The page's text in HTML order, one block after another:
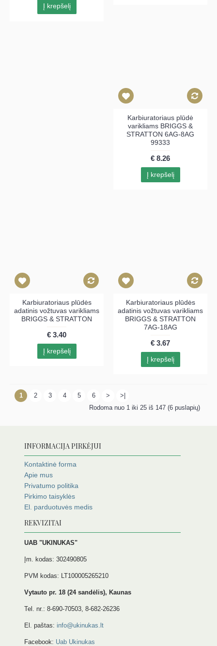
Į krepšelį
Karbiuratoriaus plūdė
varikliams BRIGGS &
STRATTON 6AG-8AG
99333
€ 8.26
Į krepšelį
Karbiuratoriaus plūdės
adatinis vožtuvas varikliams
BRIGGS & STRATTON
€ 3.40
Į krepšelį
Karbiuratoriaus plūdės
adatinis vožtuvas varikliams
BRIGGS & STRATTON
7AG-18AG
€ 3.67
Į krepšelį
1 2 3 4 5 6 >
>|
Rodoma nuo 1 iki 25 iš 147 (6 puslapių)
INFORMACIJA PIRKĖJUI
Kontaktinė forma
Apie mus
Privatumo politika
Pirkimo taisyklės
El. parduotuvės medis
REKVIZITAI
UAB "UKINUKAS"
Įm. kodas: 302490805
PVM kodas: LT100005265210
Vytauto pr. 18 (24 sandėlis), Kaunas
Tel. nr.: 8-690-70503, 8-682-26236
El. paštas: info@ukinukas.lt
Facebook: Uab Ukinukas